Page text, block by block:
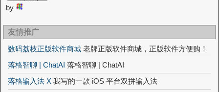
by
友情推广
数码荔枝正版软件商城 老牌正版软件商城，正版软件方便购！
落格智聊 | ChatAI 落格智聊 | ChatAI
落格输入法 X 我写的一款 iOS 平台双拼输入法